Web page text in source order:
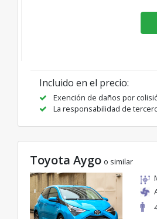
Incluido en el precio:
Exención de daños por
La responsabilidad de
Toyota Aygo o similar